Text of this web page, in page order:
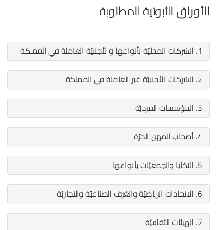
الأوراق الثبوتية المطلوبة
1. الشركات المحليّة بأنواعها والأجنبيّة العاملة في المملكة
2. الشركات الأجنبيّة غير العاملة في المملكة
3. المؤسسات الفرديّة
4. أصحاب المهن الحرّة
5. التكايا والجمعيّات بأنواعها
6. الاتحادات الرياضيّة والغرف الصناعيّة والتجاريّة
7. الهيئات الثقافيّة